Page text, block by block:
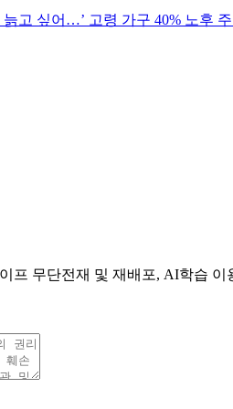
늙고 싶어…’ 고령 가구 40% 노후
프 무단전재 및 재배포, AI학습 이